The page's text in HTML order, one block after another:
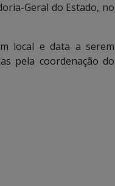
Geral do Estado, no
local e data a serem
pela coordenação do